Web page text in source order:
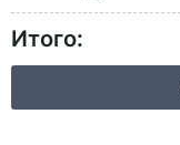
Итого: